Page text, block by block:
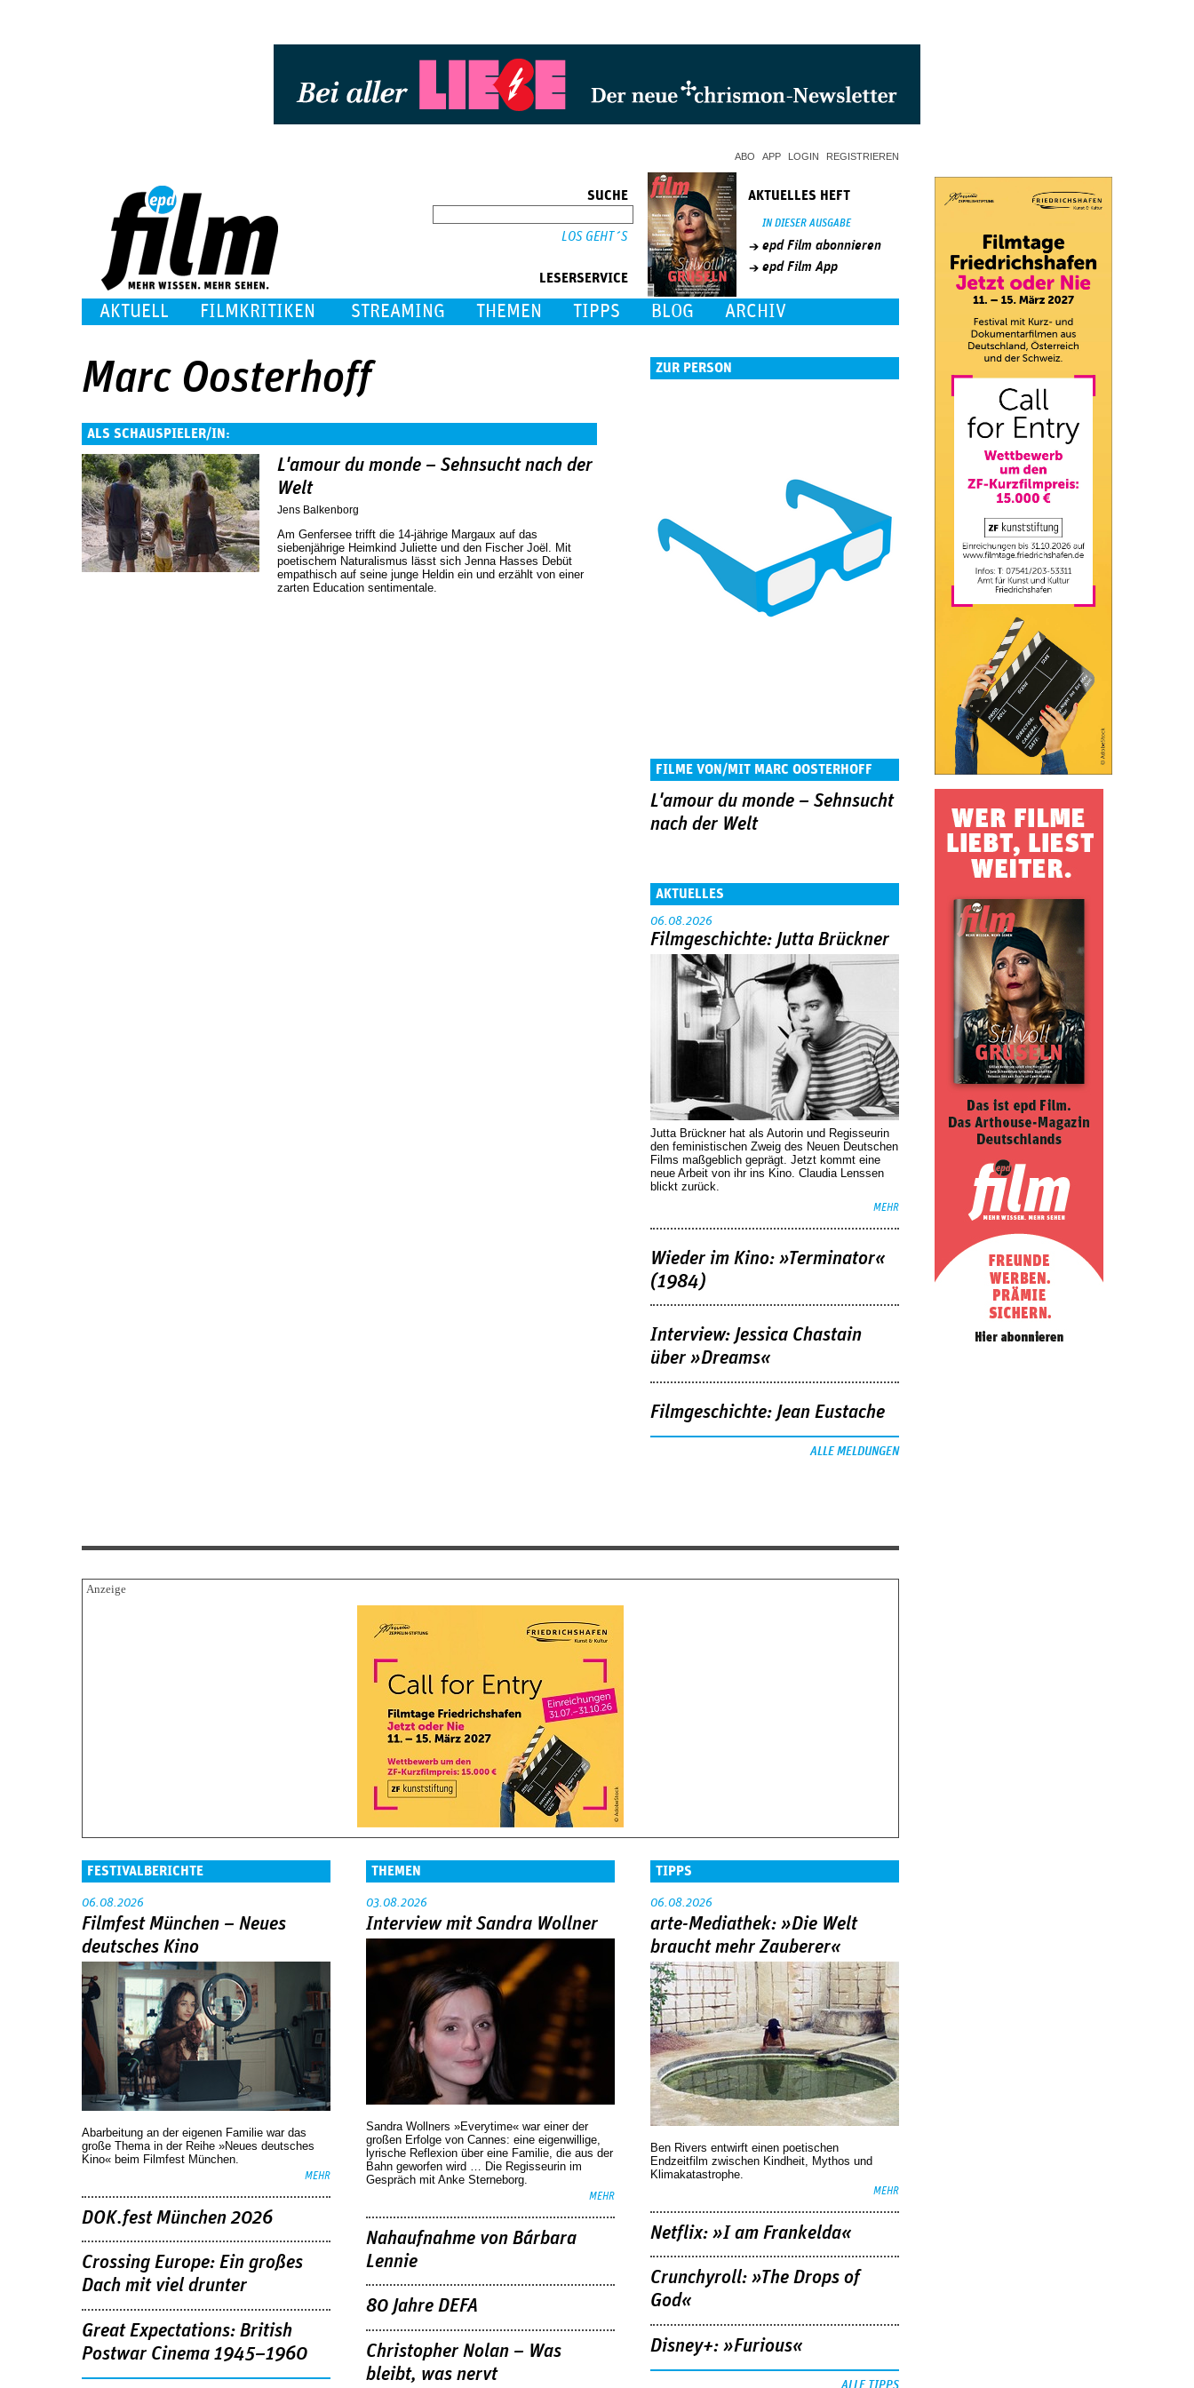
ABO APP LOGIN REGISTRIEREN
SUCHE
LESERSERVICE
AKTUELLES HEFT
IN DIESER AUSGABE
epd Film abonnieren
epd Film App
AKTUELL FILMKRITIKEN STREAMING THEMEN TIPPS BLOG ARCHIV
Marc Oosterhoff
ALS SCHAUSPIELER/IN:
L'amour du monde – Sehnsucht nach der
Welt
Jens Balkenborg
Am Genfersee trifft die 14-jährige Margaux auf das
siebenjährige Heimkind Juliette und den Fischer Joël. Mit
poetischem Naturalismus lässt sich Jenna Hasses Debüt
empathisch auf seine junge Heldin ein und erzählt von einer
zarten Education sentimentale.
ZUR PERSON
FILME VON/MIT MARC OOSTERHOFF
L'amour du monde – Sehnsucht
nach der Welt
AKTUELLES
06.08.2026
Filmgeschichte: Jutta Brückner
Jutta Brückner hat als Autorin und Regisseurin
den feministischen Zweig des Neuen Deutschen
Films maßgeblich geprägt. Jetzt kommt eine
neue Arbeit von ihr ins Kino. Claudia Lenssen
blickt zurück.
MEHR
Wieder im Kino: »Terminator«
(1984)
Interview: Jessica Chastain
über »Dreams«
Filmgeschichte: Jean Eustache
ALLE MELDUNGEN
FESTIVALBERICHTE
06.08.2026
Filmfest München – Neues
deutsches Kino
Abarbeitung an der eigenen Familie war das
große Thema in der Reihe »Neues deutsches
Kino« beim Filmfest München.
MEHR
DOK.fest München 2026
Crossing Europe: Ein großes
Dach mit viel drunter
Great Expectations: British
Postwar Cinema 1945–1960
THEMEN
03.08.2026
Interview mit Sandra Wollner
Sandra Wollners »Everytime« war einer der
großen Erfolge von Cannes: eine eigenwillige,
lyrische Reflexion über eine ­Familie, die aus der
Bahn geworfen wird … Die Regisseurin im
Gespräch mit Anke Sterneborg.
MEHR
Nahaufnahme von Bárbara
Lennie
80 Jahre DEFA
Christopher Nolan – Was
bleibt, was nervt
TIPPS
06.08.2026
arte-Mediathek: »Die Welt
braucht mehr Zauberer«
Ben Rivers entwirft einen poetischen
Endzeitfilm zwischen Kindheit, Mythos und
Klimakatastrophe.
MEHR
Netflix: »I am Frankelda«
Crunchyroll: »The Drops of
God«
Disney+: »Furious«
ALLE TIPPS